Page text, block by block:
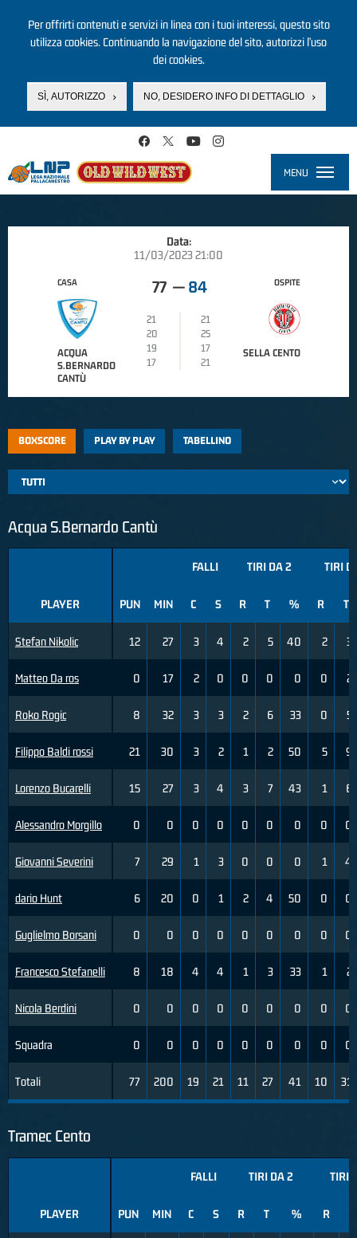
Per offrirti contenuti e servizi in linea con i tuoi interessi, questo sito
utilizza cookies. Continuando la navigazione del sito, autorizzi l’uso
dei cookies.
SÌ, AUTORIZZO NO, DESIDERO INFO DI DETTAGLIO
MENU
Data:
11/03/2023 21:00
CASA
ACQUA
S.BERNARDO
CANTÙ
77 — 84
21
21
20
25
19
17
17
21
OSPITE
SELLA CENTO
BOXSCORE PLAY BY PLAY TABELLINO
Acqua S.Bernardo Cantù
PLAYER
Stefan Nikolic
Matteo Da ros
Roko Rogic
Filippo Baldi rossi
Lorenzo Bucarelli
Alessandro Morgillo
Giovanni Severini
dario Hunt
Guglielmo Borsani
Francesco Stefanelli
Nicola Berdini
Squadra
Totali
FALLI TIRI DA 2 TIRI
PUN MIN C S R T % R T
12 27 3 4 2 5 40 2 3
0 17 2 0 0 0 0 0 2
8 32 3 3 2 6 33 0 5
21 30 3 2 1 2 50 5 9
15 27 3 4 3 7 43 1 6
0 0 0 0 0 0 0 0 0
7 29 1 3 0 0 0 1 4
6 20 0 1 2 4 50 0 0
0 0 0 0 0 0 0 0 0
8 18 4 4 1 3 33 1 2
0 0 0 0 0 0 0 0 0
0 0 0 0 0 0 0 0 0
77 200 19 21 11 27 41 10 31
Tramec Cento
PLAYER
FALLI TIRI DA 2 TIRI
PUN MIN C S R T % R